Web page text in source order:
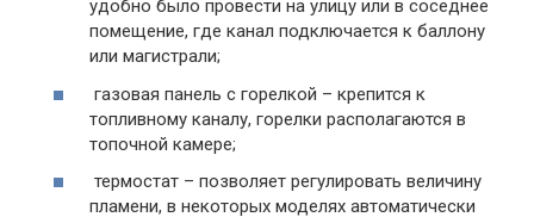
удобно было провести на улицу или в соседнее
помещение, где канал подключается к баллону
или магистрали;
газовая панель с горелкой – крепится к
топливному каналу, горелки располагаются в
топочной камере;
термостат – позволяет регулировать величину
пламени, в некоторых моделях автоматически